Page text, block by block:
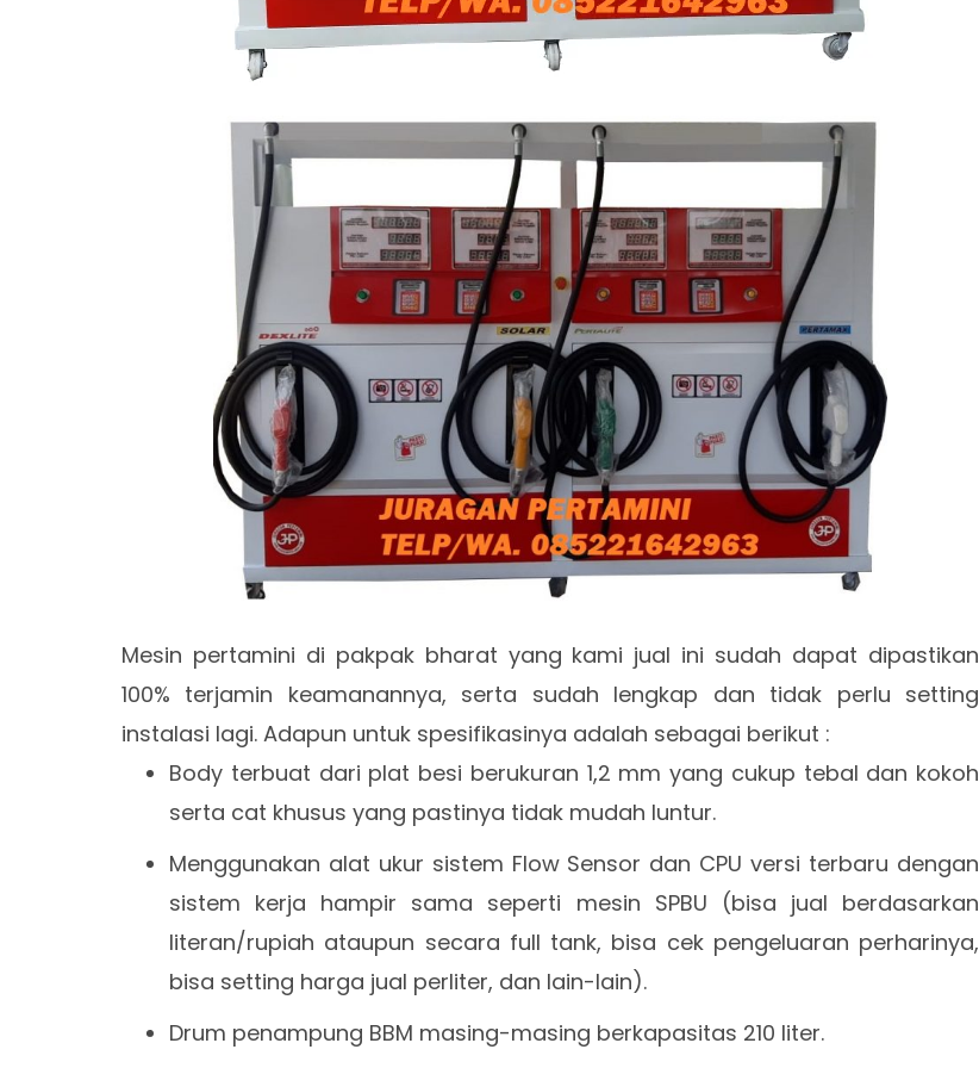
Mesin pertamini di pakpak bharat yang kami jual ini sudah dapat dipastikan
100% terjamin keamanannya, serta sudah lengkap dan tidak perlu setting
instalasi lagi. Adapun untuk spesifikasinya adalah sebagai berikut :
Body terbuat dari plat besi berukuran 1,2 mm yang cukup tebal dan kokoh
serta cat khusus yang pastinya tidak mudah luntur.
Menggunakan alat ukur sistem Flow Sensor dan CPU versi terbaru dengan
sistem kerja hampir sama seperti mesin SPBU (bisa jual berdasarkan
literan/rupiah ataupun secara full tank, bisa cek pengeluaran perharinya,
bisa setting harga jual perliter, dan lain-lain).
Drum penampung BBM masing-masing berkapasitas 210 liter.